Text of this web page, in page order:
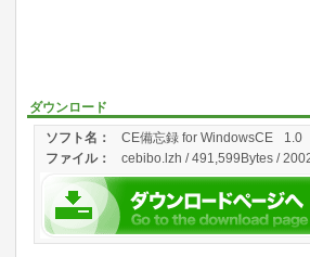
ダウンロード
ソフト名：
CE備忘録 for WindowsCE 1.0
ファイル： cebibo.lzh / 491,599Bytes /